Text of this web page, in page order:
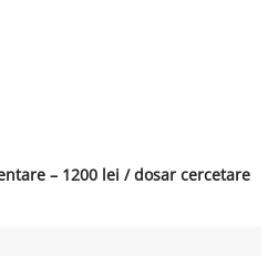
– 1200 lei / dosar cercetare